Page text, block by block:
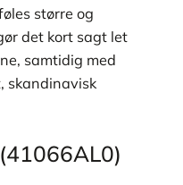
større og
det kort sagt let
samtidig med
skandinavisk